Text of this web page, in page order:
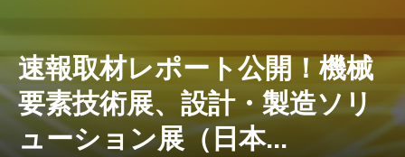
速報取材レポート公開！機械
要素技術展、設計・製造ソリ
ューション展（日本...